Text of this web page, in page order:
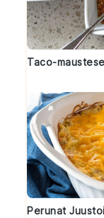
Taco-
Perunat